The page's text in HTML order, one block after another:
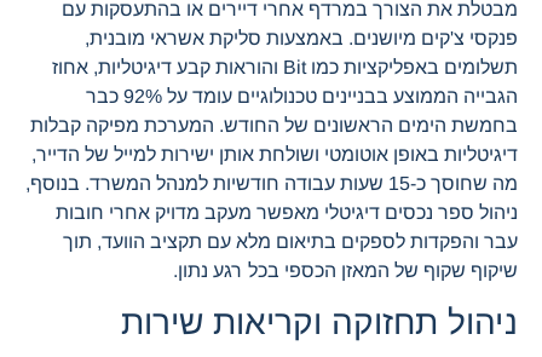
מבטלת את הצורך במרדף אחרי דיירים או בהתעסקות עם
פנקסי צ'קים מיושנים. באמצעות סליקת אשראי מובנית,
תשלומים באפליקציות כמו Bit והוראות קבע דיגיטליות, אחוז
הגבייה הממוצע בבניינים טכנולוגיים עומד על 92% כבר
בחמשת הימים הראשונים של החודש. המערכת מפיקה קבלות
דיגיטליות באופן אוטומטי ושולחת אותן ישירות למייל של הדייר,
מה שחוסך כ-15 שעות עבודה חודשיות למנהל המשרד. בנוסף,
ניהול ספר נכסים דיגיטלי מאפשר מעקב מדויק אחרי חובות
עבר והפקדות לספקים בתיאום מלא עם תקציב הוועד, תוך
שיקוף שקוף של המאזן הכספי בכל רגע נתון.
ניהול תחזוקה וקריאות שירות